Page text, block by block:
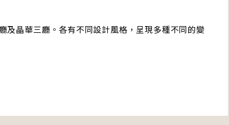
及晶華三廳。各有不同設計風格，呈現多種不同的變